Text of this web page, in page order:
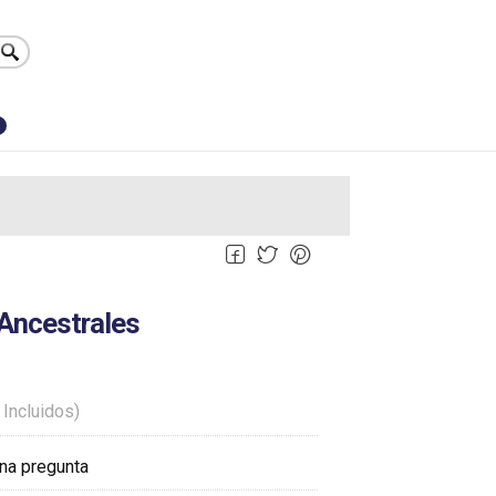
Incluidos)
pregunta